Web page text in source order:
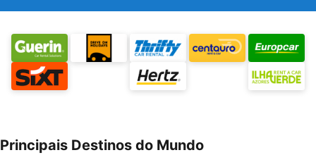
Principais Destinos do Mundo